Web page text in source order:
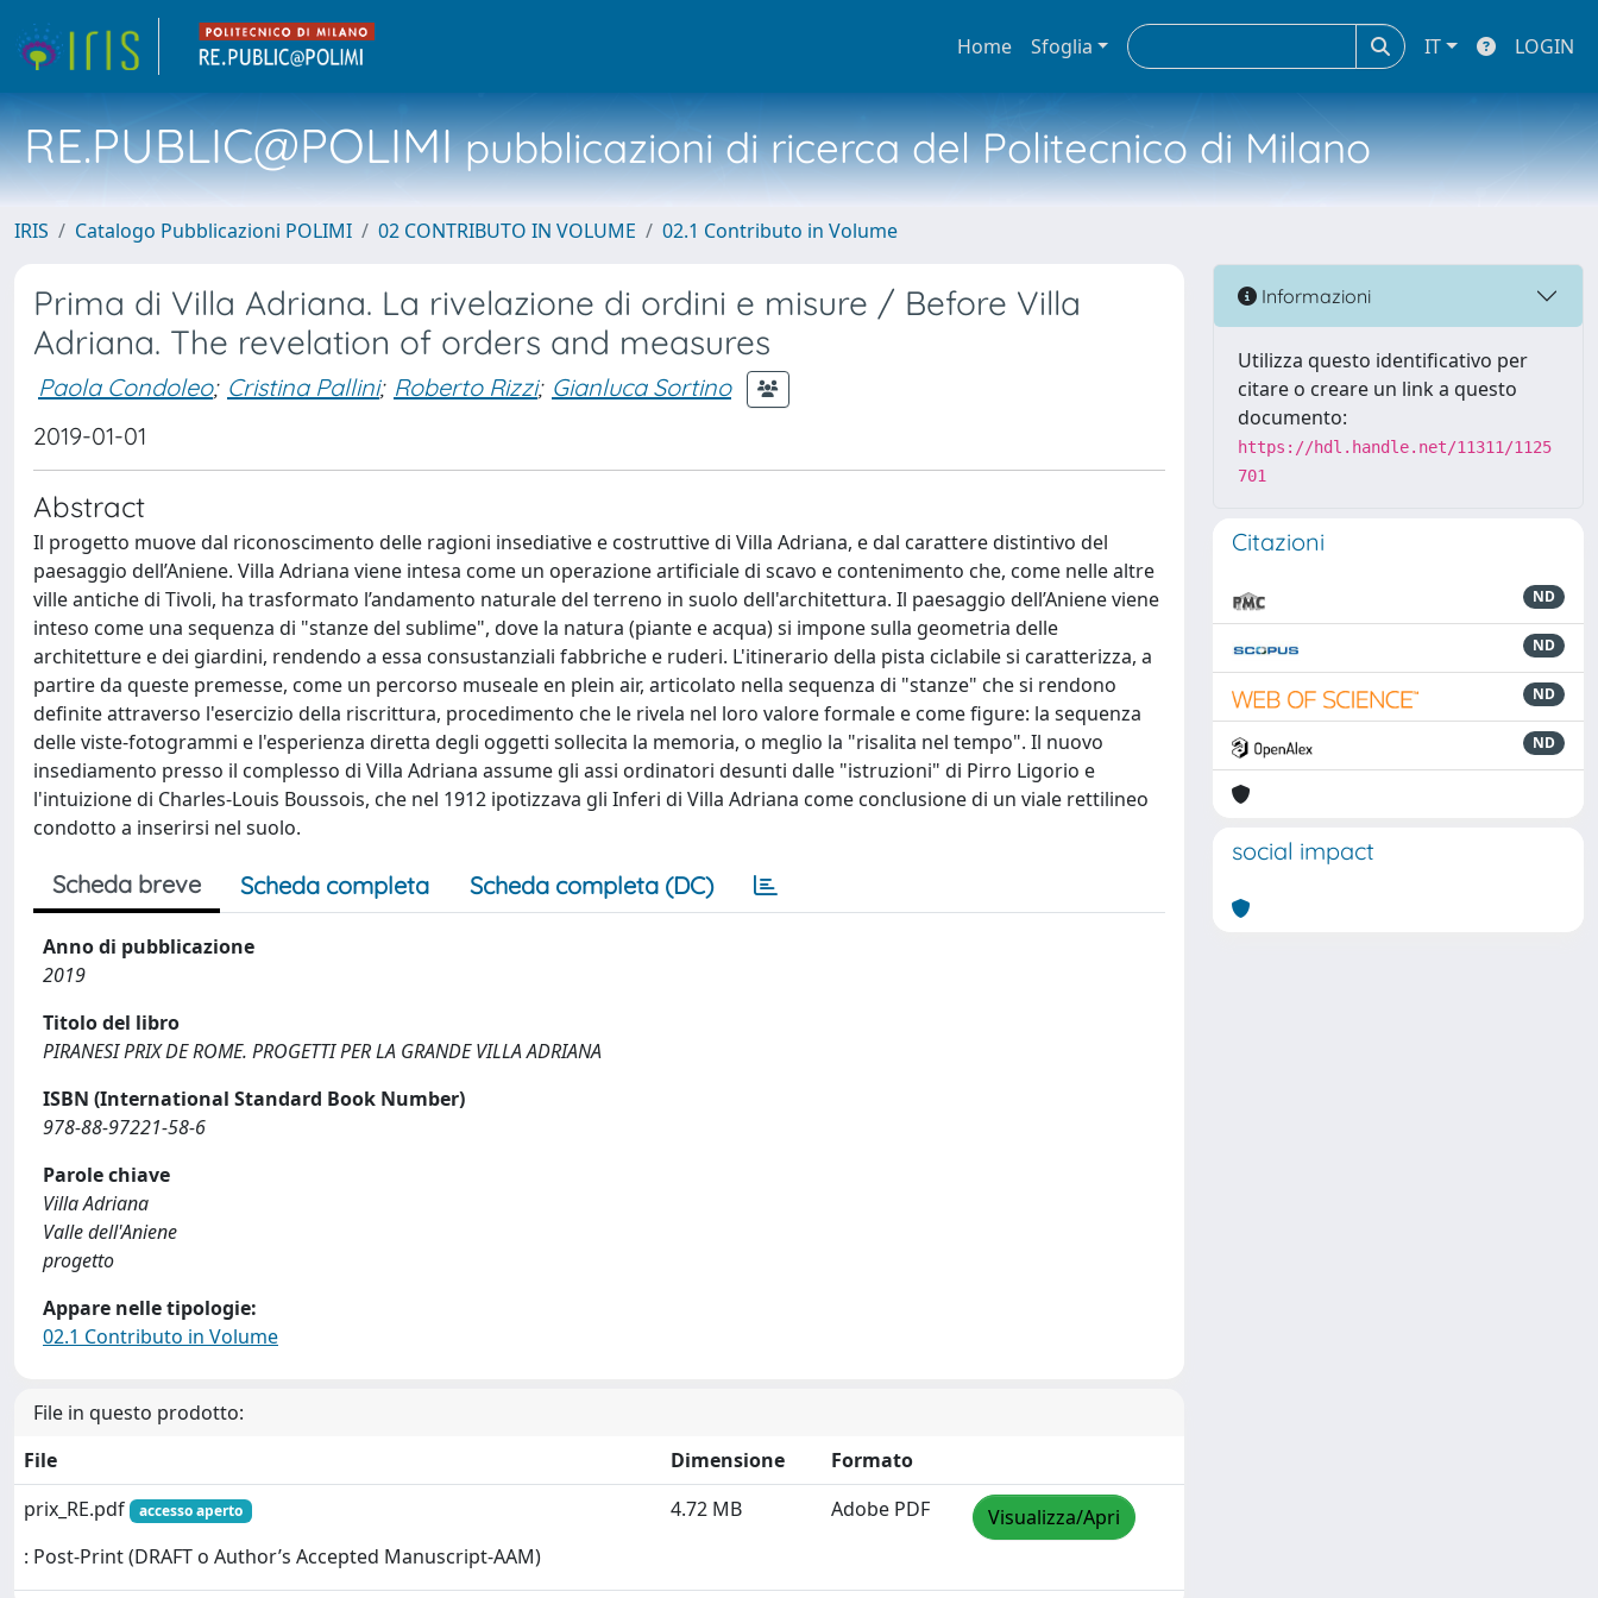
Home Sfoglia IT LOGIN
RE.PUBLIC@POLIMIpubblicazioni di ricerca del Politecnico di Milano
IRIS Catalogo Pubblicazioni POLIMI 02 CONTRIBUTO IN VOLUME 02.1 Contributo in Volume
Prima di Villa Adriana. La rivelazione di ordini e misure / Before Villa
Adriana. The revelation of orders and measures
Paola Condoleo; Cristina Pallini; Roberto Rizzi; Gianluca Sortino
2019-01-01
Abstract
Il progetto muove dal riconoscimento delle ragioni insediative e costruttive di Villa Adriana, e dal carattere distintivo del
paesaggio dell’Aniene. Villa Adriana viene intesa come un operazione artificiale di scavo e contenimento che, come nelle altre
ville antiche di Tivoli, ha trasformato l’andamento naturale del terreno in suolo dell'architettura. Il paesaggio dell’Aniene viene
inteso come una sequenza di "stanze del sublime", dove la natura (piante e acqua) si impone sulla geometria delle
architetture e dei giardini, rendendo a essa consustanziali fabbriche e ruderi. L'itinerario della pista ciclabile si caratterizza, a
partire da queste premesse, come un percorso museale en plein air, articolato nella sequenza di "stanze" che si rendono
definite attraverso l'esercizio della riscrittura, procedimento che le rivela nel loro valore formale e come figure: la sequenza
delle viste-fotogrammi e l'esperienza diretta degli oggetti sollecita la memoria, o meglio la "risalita nel tempo". Il nuovo
insediamento presso il complesso di Villa Adriana assume gli assi ordinatori desunti dalle "istruzioni" di Pirro Ligorio e
l'intuizione di Charles-Louis Boussois, che nel 1912 ipotizzava gli Inferi di Villa Adriana come conclusione di un viale rettilineo
condotto a inserirsi nel suolo.
Scheda breve Scheda completa Scheda completa (DC)
Anno di pubblicazione
2019
Titolo del libro
PIRANESI PRIX DE ROME. PROGETTI PER LA GRANDE VILLA ADRIANA
ISBN (International Standard Book Number)
978-88-97221-58-6
Parole chiave
Villa Adriana
Valle dell'Aniene
progetto
Appare nelle tipologie:
02.1 Contributo in Volume
File in questo prodotto:
File
Dimensione
Formato
prix_RE.pdf
accesso aperto
: Post-Print (DRAFT o Author’s Accepted Manuscript-AAM)
4.72 MB Adobe PDF Visualizza/Apri
Informazioni
Utilizza questo identificativo per
citare o creare un link a questo
documento:
https://hdl.handle.net/11311/1125
701
Citazioni
ND
ND
ND
ND
social impact